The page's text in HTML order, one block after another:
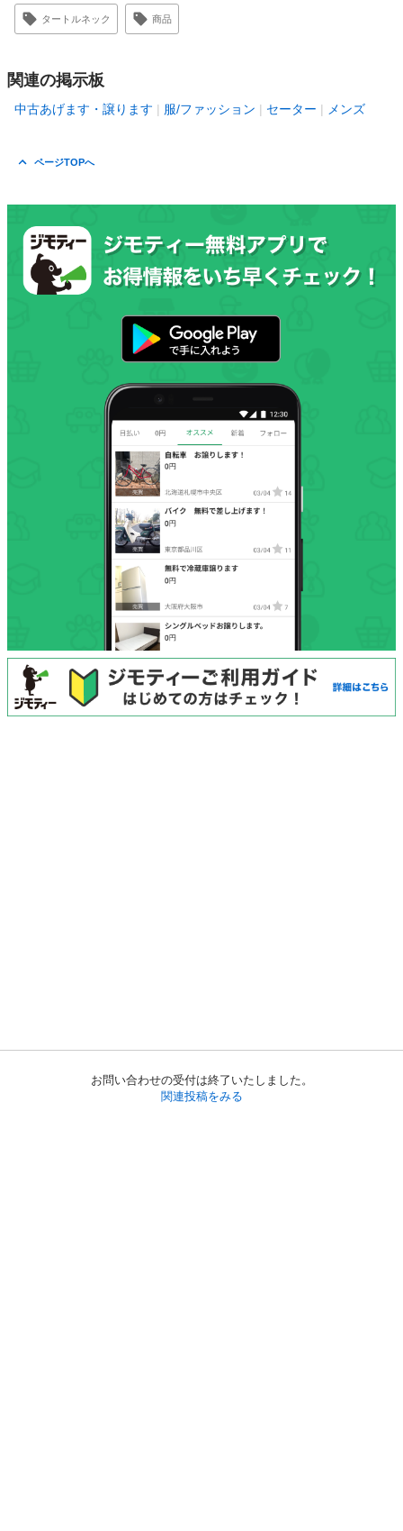
お問い合わせの受付は終了いたしました。
関連投稿をみる
タートルネック 商品
関連の掲示板
中古あげます・譲ります 服/ファッション セーター メンズ
ページTOPへ